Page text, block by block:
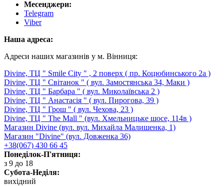
Месенджери:
Telegram
Viber
Наша адреса:
Адреси наших магазинів у м. Вінниця:
Divine, ТЦ " Smile City " , 2 поверх ( пр. Коцюбинського 2а )
Divine, ТЦ " Світанок " ( вул. Замостянська 34, Маки )
Divine, ТЦ " Барбара " ( вул. Миколаївська 2 )
Divine, ТЦ " Анастасія " ( вул. Пирогова, 39 )
Divine, ТЦ " Грош " ( вул. Чехова, 23 )
Divine, ТЦ " The Mall " (вул. Хмельницьке шосе, 114в )
Магазин Divine (вул. вул. Михайла Малишенка, 1)
Магазин "Divine" (вул. Довженка 36)
+38(067) 430 66 45
Понеділок-П'ятниця:
з 9 до 18
Субота-Неділя:
вихідний